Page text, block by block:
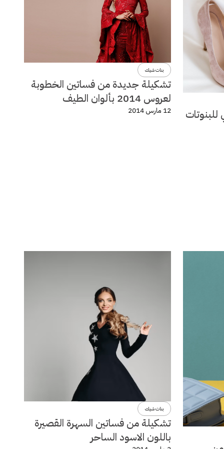
بنات شيك
تشكيلة جديدة من فساتين الخطوبة
لعروس 2014 بألوان الطيف
12 مارس 2014
بنات شيك
تشكيلة من فساتين السهرة القصيرة
باللون الاسود الساحر